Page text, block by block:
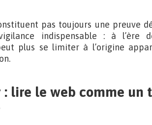
pas toujours une preuve
indispensable : à l’ère
plus se limiter à l’origine
: lire le web comme un